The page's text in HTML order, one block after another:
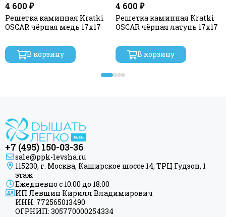
4 600 ₽
Решетка каминная Kratki
OSCAR чёрная медь 17x17
В корзину
4 600 ₽
Решетка каминная Kratki
OSCAR чёрная латунь 17x17
В корзину
+7 (495) 150-03-36
sale@ppk-levsha.ru
115230, г. Москва, Каширское шоссе 14, ТРЦ Гудзон, 1
этаж
Ежедневно с 10:00 до 18:00
ИП Левшин Кирилл Владимирович
ИНН: 772565013490
ОГРНИП: 305770000254334